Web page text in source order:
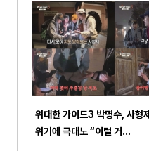
위대한 가이드3 박명수, 사형
위기에 극대노 “이럴 거…